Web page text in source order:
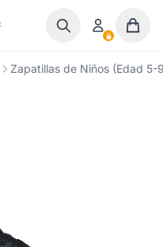
Zapatillas de Niños (Edad